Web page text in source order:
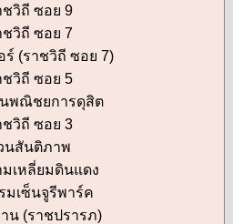
ชวิถี ซอย 9
ชวิถี ซอย 7
ร์ (ราชวิถี ซอย 7)
ชวิถี ซอย 5
นพณิชยการดุสิต
ชวิถี ซอย 3
นสันติภาพ
เหลี่ยมดินแดง
มเซ็นจูรีพาร์ค
น (ราชปรารภ)